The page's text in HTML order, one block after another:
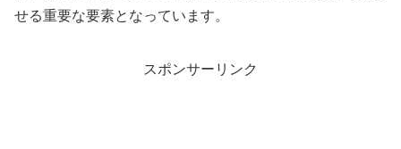
せる重要な要素となっています。
スポンサーリンク